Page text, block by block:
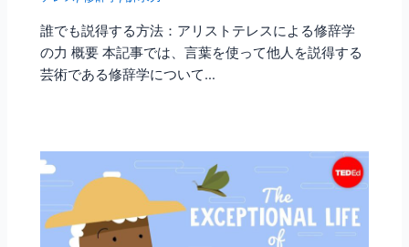
誰でも説得する方法：アリストテレスによる修辞学
の力 概要 本記事では、言葉を使って他人を説得する
芸術である修辞学について…